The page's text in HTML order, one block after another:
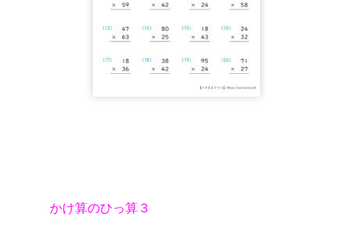
かけ算のひっ算３